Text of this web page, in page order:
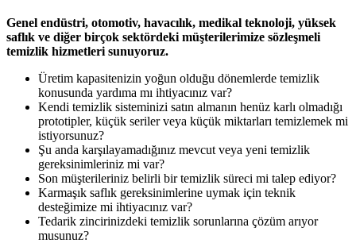
Genel endüstri, otomotiv, havacılık, medikal teknoloji, yüksek
saflık ve diğer birçok sektördeki müşterilerimize sözleşmeli
temizlik hizmetleri sunuyoruz.
Üretim kapasitenizin yoğun olduğu dönemlerde temizlik
konusunda yardıma mı ihtiyacınız var?
Kendi temizlik sisteminizi satın almanın henüz karlı olmadığı
prototipler, küçük seriler veya küçük miktarları temizlemek mi
istiyorsunuz?
Şu anda karşılayamadığınız mevcut veya yeni temizlik
gereksinimleriniz mi var?
Son müşterileriniz belirli bir temizlik süreci mi talep ediyor?
Karmaşık saflık gereksinimlerine uymak için teknik
desteğimize mi ihtiyacınız var?
Tedarik zincirinizdeki temizlik sorunlarına çözüm arıyor
musunuz?